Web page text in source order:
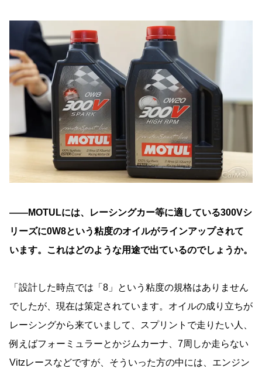
――MOTULには、レーシングカー等に適している300Vシ
リーズに0W8という粘度のオイルがラインアップされて
います。これはどのような用途で出ているのでしょうか。
「設計した時点では「8」という粘度の規格はありません
でしたが、現在は策定されています。オイルの成り立ちが
レーシングから来ていまして、スプリントで走りたい人、
例えばフォーミュラーとかジムカーナ、7周しか走らない
Vitzレースなどですが、そういった方の中には、エンジン